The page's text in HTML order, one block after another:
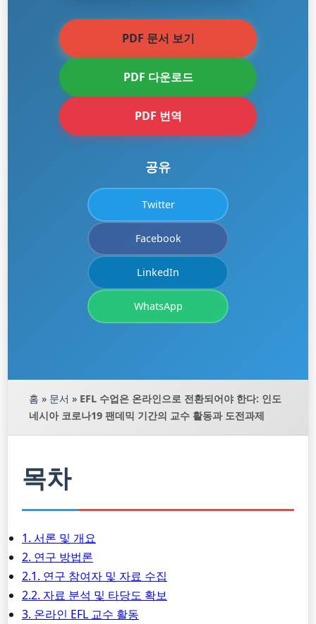
PDF 문서 보기
PDF 다운로드
PDF 번역
공유
Twitter
Facebook
LinkedIn
WhatsApp
홈 » 문서 » EFL 수업은 온라인으로 전환되어야 한다: 인도
네시아 코로나19 팬데믹 기간의 교수 활동과 도전과제
목차
1. 서론 및 개요
2. 연구 방법론
2.1. 연구 참여자 및 자료 수집
2.2. 자료 분석 및 타당도 확보
3. 온라인 EFL 교수 활동